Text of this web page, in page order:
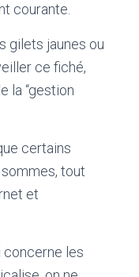
courante.
gilets jaunes ou
ce fiché,
la “gestion
certains
tout
et
concerne les